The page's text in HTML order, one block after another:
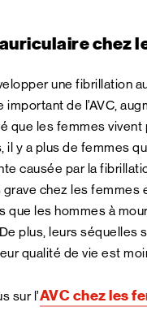
chez
une fibrillation
de l’AVC,
que les femmes
il y a plus de femmes
causée par la
chez les femmes
que les hommes à
plus, leurs séquelles
qualité de vie est
sur l’AVC chez les